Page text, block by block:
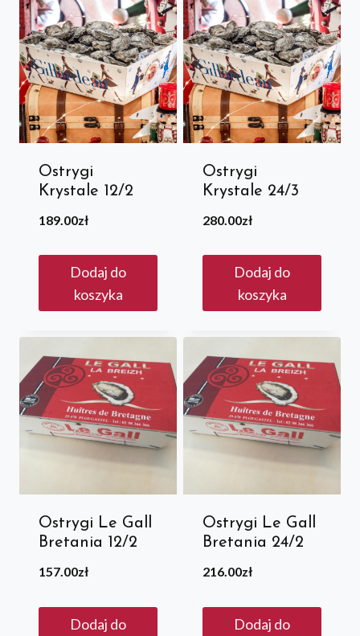
Ostrygi
Krystale 12/2
189.00zł
Dodaj do
koszyka
Ostrygi
Krystale 24/3
280.00zł
Dodaj do
koszyka
Ostrygi Le Gall
Bretania 12/2
157.00zł
Dodaj do
Ostrygi Le Gall
Bretania 24/2
216.00zł
Dodaj do